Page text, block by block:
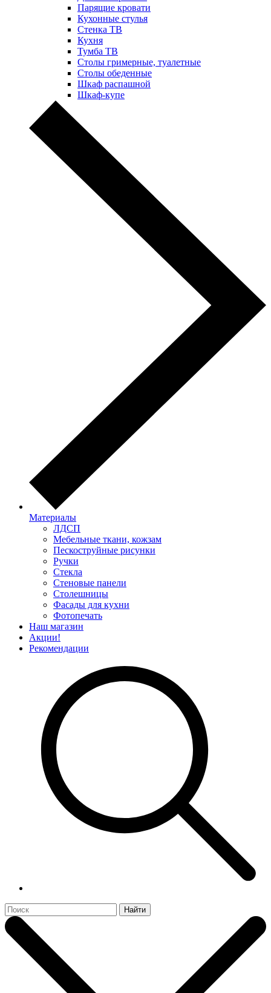
Парящие кровати
Кухонные стулья
Стенка ТВ
Кухня
Тумба ТВ
Столы гримерные, туалетные
Столы обеденные
Шкаф распашной
Шкаф-купе
Материалы
ЛДСП
Мебельные ткани, кожзам
Пескоструйные рисунки
Ручки
Стекла
Стеновые панели
Столешницы
Фасады для кухни
Фотопечать
Наш магазин
Акции!
Рекомендации
Найти